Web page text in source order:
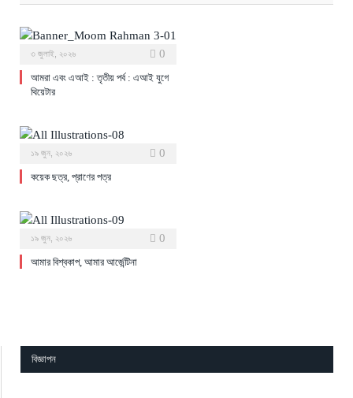
৩ জুলাই, ২০২৬ 0
আমরা এবং এআই : তৃতীয় পর্ব : এআই যুগে
থিয়েটার
১৯ জুন, ২০২৬ 0
কয়েক ছত্র, প্রাণের পত্র
১৯ জুন, ২০২৬ 0
আমার বিশ্বকাপ, আমার আর্জেন্টিনা
বিজ্ঞাপন